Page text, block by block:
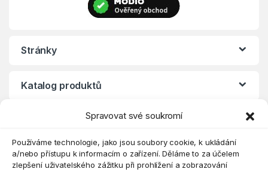
Spravovat své soukromí
Používáme technologie, jako jsou soubory cookie, k ukládání
a/nebo přístupu k informacím o zařízení. Děláme to za účelem
zlepšení uživatelského zážitku při prohlížení a zobrazování
Stránky
Katalog produktů